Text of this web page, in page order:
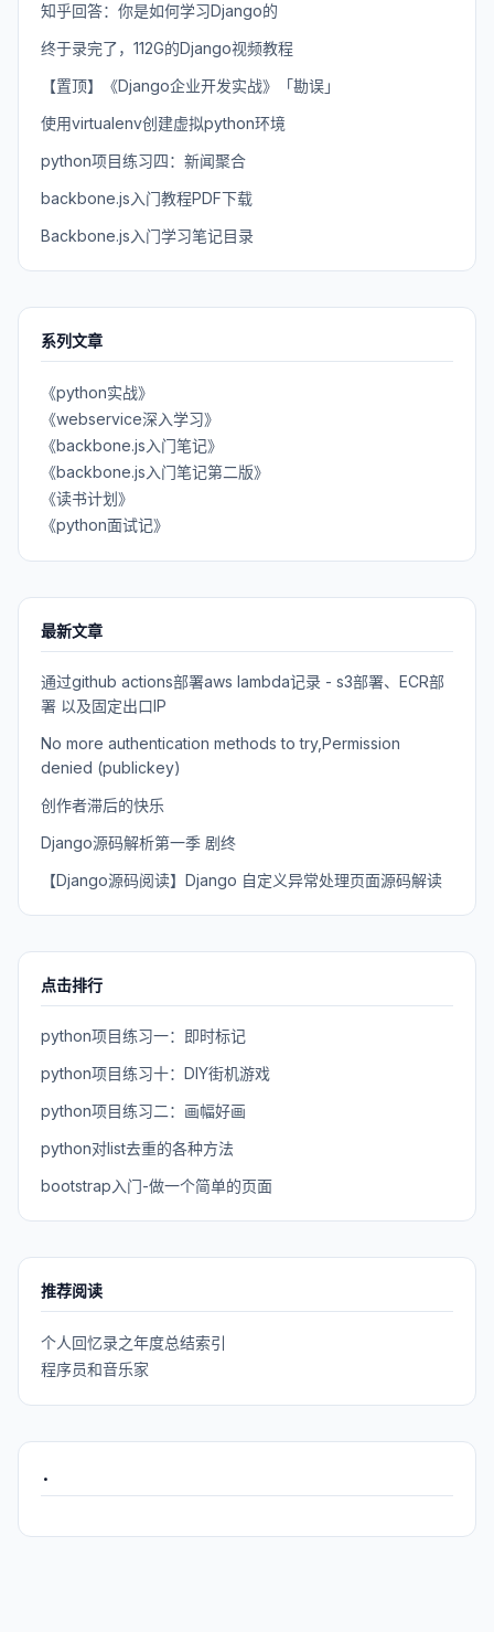
知乎回答：你是如何学习Django的
终于录完了，112G的Django视频教程
【置顶】《Django企业开发实战》「勘误」
使用virtualenv创建虚拟python环境
python项目练习四：新闻聚合
backbone.js入门教程PDF下载
Backbone.js入门学习笔记目录
系列文章
《python实战》
《webservice深入学习》
《backbone.js入门笔记》
《backbone.js入门笔记第二版》
《读书计划》
《python面试记》
最新文章
通过github actions部署aws lambda记录 - s3部署、ECR部
署 以及固定出口IP
No more authentication methods to try,Permission
denied (publickey)
创作者滞后的快乐
Django源码解析第一季 剧终
【Django源码阅读】Django 自定义异常处理页面源码解读
点击排行
python项目练习一：即时标记
python项目练习十：DIY街机游戏
python项目练习二：画幅好画
python对list去重的各种方法
bootstrap入门-做一个简单的页面
推荐阅读
个人回忆录之年度总结索引
程序员和音乐家
.